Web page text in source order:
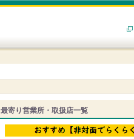
最寄り営業所・取扱店一覧